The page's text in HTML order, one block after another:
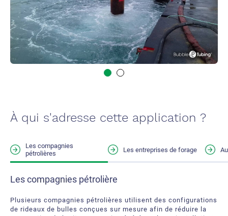
À qui s'adresse cette application ?
Les compagnies
pétrolières
Les entreprises de forage
Les compagnies pétrolière
Plusieurs compagnies pétrolières utilisent des configurations
de rideaux de bulles conçues sur mesure afin de réduire la
Les entreprises de forage
considérablement réduit grâce à l’utilisation d’un système de
rideau de bulles spécialement conçu par notre équipe.
Tous types d'entreprises
nécessiter l’utilisation d’un rideau de bulles afin de réduire la
propagation du bruit sous‑marin et de protéger la vie marine.